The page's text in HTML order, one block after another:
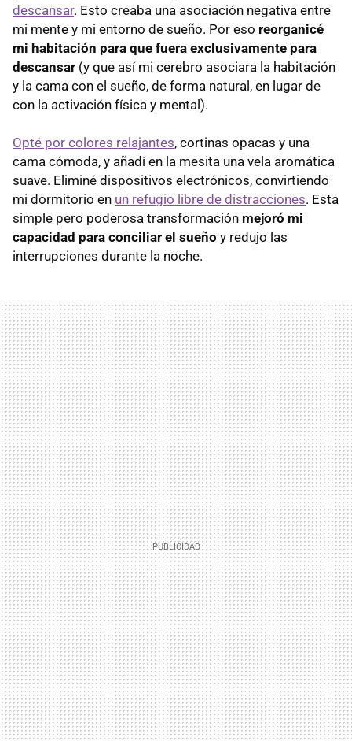
descansar. Esto creaba una asociación negativa entre
mi mente y mi entorno de sueño. Por eso reorganicé
mi habitación para que fuera exclusivamente para
descansar (y que así mi cerebro asociara la habitación
y la cama con el sueño, de forma natural, en lugar de
con la activación física y mental).
Opté por colores relajantes, cortinas opacas y una
cama cómoda, y añadí en la mesita una vela aromática
suave. Eliminé dispositivos electrónicos, convirtiendo
mi dormitorio en un refugio libre de distracciones. Esta
simple pero poderosa transformación mejoró mi
capacidad para conciliar el sueño y redujo las
interrupciones durante la noche.